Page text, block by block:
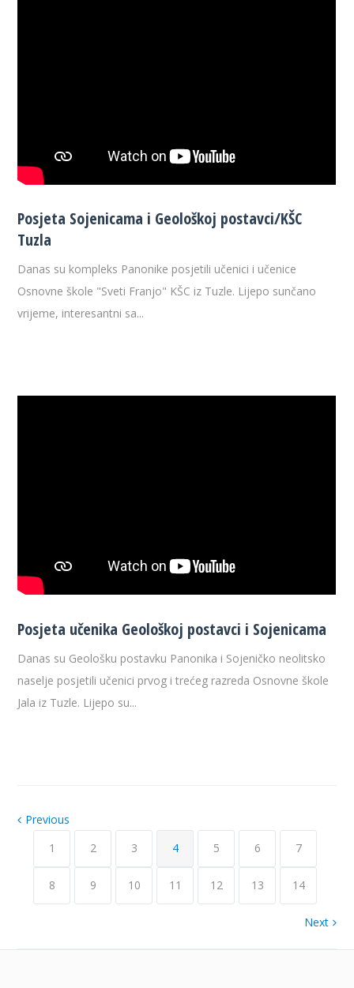
Posjeta Sojenicama i Geološkoj postavci/KŠC
Tuzla
Danas su kompleks Panonike posjetili učenici i učenice
Osnovne škole "Sveti Franjo" KŠC iz Tuzle. Lijepo sunčano
vrijeme, interesantni sa...
Posjeta učenika Geološkoj postavci i Sojenicama
Danas su Geološku postavku Panonika i Sojeničko neolitsko
naselje posjetili učenici prvog i trećeg razreda Osnovne škole
Jala iz Tuzle. Lijepo su...
Previous
1
2 3 4 5 6 7
8 9 10 11 12 13 14
Next